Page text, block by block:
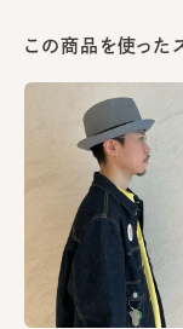
※サイズ調節スベリ
まっすぐ引き出して
可能性がございます
表地：
腰部分
裏地：
生産国 made
この商品を使った